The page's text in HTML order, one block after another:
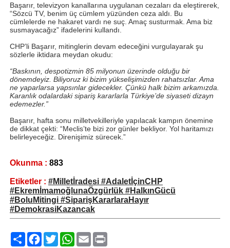
Başarır, televizyon kanallarına uygulanan cezaları da eleştirerek,
“Sözcü TV, benim üç cümlem yüzünden ceza aldı. Bu
cümlelerde ne hakaret vardı ne suç. Amaç susturmak. Ama biz
susmayacağız” ifadelerini kullandı.
CHP’li Başarır, mitinglerin devam edeceğini vurgulayarak şu
sözlerle iktidara meydan okudu:
“Baskının, despotizmin 85 milyonun üzerinde olduğu bir
dönemdeyiz. Biliyoruz ki bizim yükselişimizden rahatsızlar. Ama
ne yaparlarsa yapsınlar gidecekler. Çünkü halk bizim arkamızda.
Karanlık odalardaki sipariş kararlarla Türkiye’de siyaseti dizayn
edemezler.”
Başarır, hafta sonu milletvekilleriyle yapılacak kampın önemine
de dikkat çekti: “Meclis’te bizi zor günler bekliyor. Yol haritamızı
belirleyeceğiz. Direnişimiz sürecek.”
Okunma : 883
Etiketler : #Milletİradesi #AdaletİçinCHP
#EkremİmamoğlunaÖzgürlük #HalkınGücü
#BoluMitingi #SiparişKararlaraHayır
#DemokrasiKazancak
PaylaşFacebook
TwitterWhatsApp
Email